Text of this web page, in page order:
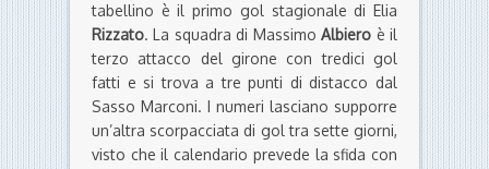
tabellino è il primo gol stagionale di Elia
Rizzato. La squadra di MassimoAlbiero è il
terzo attacco del girone con tredici gol
fatti e si trova a tre punti di distacco dal
Sasso Marconi. I numeri lasciano supporre
un’altra scorpacciata di gol tra sette giorni,
visto che il calendario prevede la sfida con